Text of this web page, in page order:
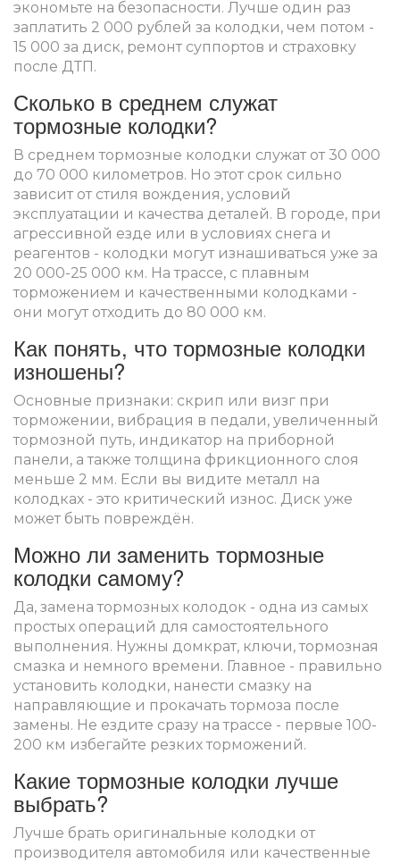
экономьте на безопасности. Лучше один раз
заплатить 2 000 рублей за колодки, чем потом -
15 000 за диск, ремонт суппортов и страховку
после ДТП.
Сколько в среднем служат
тормозные колодки?
В среднем тормозные колодки служат от 30 000
до 70 000 километров. Но этот срок сильно
зависит от стиля вождения, условий
эксплуатации и качества деталей. В городе, при
агрессивной езде или в условиях снега и
реагентов - колодки могут изнашиваться уже за
20 000-25 000 км. На трассе, с плавным
торможением и качественными колодками -
они могут отходить до 80 000 км.
Как понять, что тормозные колодки
изношены?
Основные признаки: скрип или визг при
торможении, вибрация в педали, увеличенный
тормозной путь, индикатор на приборной
панели, а также толщина фрикционного слоя
меньше 2 мм. Если вы видите металл на
колодках - это критический износ. Диск уже
может быть повреждён.
Можно ли заменить тормозные
колодки самому?
Да, замена тормозных колодок - одна из самых
простых операций для самостоятельного
выполнения. Нужны домкрат, ключи, тормозная
смазка и немного времени. Главное - правильно
установить колодки, нанести смазку на
направляющие и прокачать тормоза после
замены. Не ездите сразу на трассе - первые 100-
200 км избегайте резких торможений.
Какие тормозные колодки лучше
выбрать?
Лучше брать оригинальные колодки от
производителя автомобиля или качественные